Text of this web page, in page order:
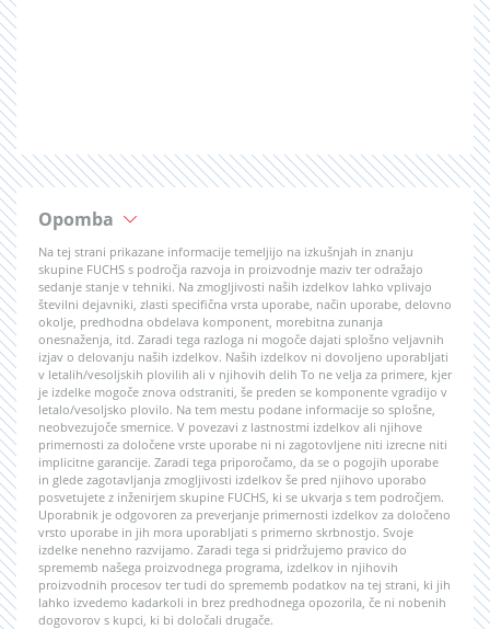
Opomba
Na tej strani prikazane informacije temeljijo na izkušnjah in znanju
skupine FUCHS s področja razvoja in proizvodnje maziv ter odražajo
sedanje stanje v tehniki. Na zmogljivosti naših izdelkov lahko vplivajo
številni dejavniki, zlasti specifična vrsta uporabe, način uporabe, delovno
okolje, predhodna obdelava komponent, morebitna zunanja
onesnaženja, itd. Zaradi tega razloga ni mogoče dajati splošno veljavnih
izjav o delovanju naših izdelkov. Naših izdelkov ni dovoljeno uporabljati
v letalih/vesoljskih plovilih ali v njihovih delih To ne velja za primere, kjer
je izdelke mogoče znova odstraniti, še preden se komponente vgradijo v
letalo/vesoljsko plovilo. Na tem mestu podane informacije so splošne,
neobvezujoče smernice. V povezavi z lastnostmi izdelkov ali njihove
primernosti za določene vrste uporabe ni ni zagotovljene niti izrecne niti
implicitne garancije. Zaradi tega priporočamo, da se o pogojih uporabe
in glede zagotavljanja zmogljivosti izdelkov še pred njihovo uporabo
posvetujete z inženirjem skupine FUCHS, ki se ukvarja s tem področjem.
Uporabnik je odgovoren za preverjanje primernosti izdelkov za določeno
vrsto uporabe in jih mora uporabljati s primerno skrbnostjo. Svoje
izdelke nenehno razvijamo. Zaradi tega si pridržujemo pravico do
sprememb našega proizvodnega programa, izdelkov in njihovih
proizvodnih procesov ter tudi do sprememb podatkov na tej strani, ki jih
lahko izvedemo kadarkoli in brez predhodnega opozorila, če ni nobenih
dogovorov s kupci, ki bi določali drugače.